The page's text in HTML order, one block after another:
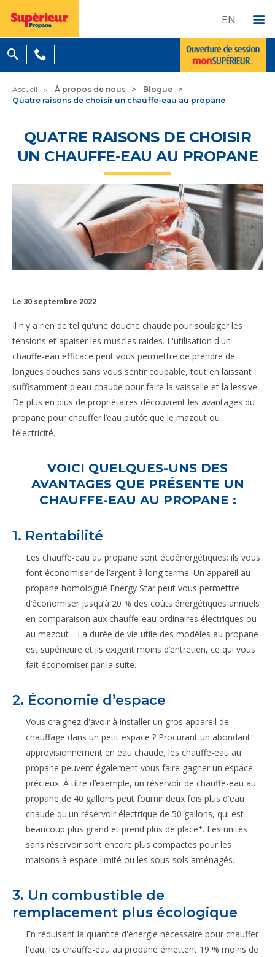
EN
Accueil À propos de nous
Blogue
Quatre raisons de choisir un chauffe-eau au propane
QUATRE RAISONS DE CHOISIR
UN CHAUFFE-EAU AU PROPANE
Le 30 septembre 2022
Il n'y a rien de tel qu'une douche chaude pour soulager les
tensions et apaiser les muscles raides. L'utilisation d'un
chauffe-eau efficace peut vous permettre de prendre de
longues douches sans vous sentir coupable, tout en laissant
suffisamment d'eau chaude pour faire la vaisselle et la lessive.
De plus en plus de propriétaires découvrent les avantages du
propane pour chauffer l’eau plutôt que le mazout ou
l’électricité.
VOICI QUELQUES-UNS DES
AVANTAGES QUE PRÉSENTE UN
CHAUFFE-EAU AU PROPANE :
1. Rentabilité
Les chauffe-eau au propane sont écoénergétiques; ils vous
font économiser de l’argent à long terme. Un appareil au
propane homologué Energy Star peut vous permettre
d’économiser jusqu’à 20 % des coûts énergétiques annuels
en comparaison aux chauffe-eau ordinaires électriques ou
au mazout+. La durée de vie utile des modèles au propane
est supérieure et ils exigent moins d’entretien, ce qui vous
fait économiser par la suite.
2. Économie d’espace
Vous craignez d'avoir à installer un gros appareil de
chauffage dans un petit espace ? Procurant un abondant
approvisionnement en eau chaude, les chauffe-eau au
propane peuvent également vous faire gagner un espace
précieux. À titre d’exemple, un réservoir de chauffe-eau au
propane de 40 gallons peut fournir deux fois plus d'eau
chaude qu'un réservoir électrique de 50 gallons, qui est
beaucoup plus grand et prend plus de place+. Les unités
sans réservoir sont encore plus compactes pour les
maisons à espace limité ou les sous-sols aménagés.
3. Un combustible de
remplacement plus écologique
En réduisant la quantité d'énergie nécessaire pour chauffer
l'eau, les chauffe-eau au propane émettent 19 % moins de